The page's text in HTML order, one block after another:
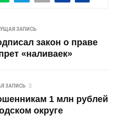
ЗАПИСЬ
закон о праве
«наливаек»
ЗАПИСЬ
1 млн рублей
округе